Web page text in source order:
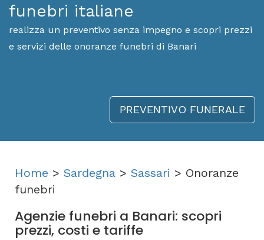
funebri italiane
realizza un preventivo senza impegno e scopri prezzi
e servizi delle onoranze funebri di Banari
PREVENTIVO FUNERALE
Home > Sardegna > Sassari > Onoranze
funebri
Agenzie funebri a Banari: scopri
prezzi, costi e tariffe